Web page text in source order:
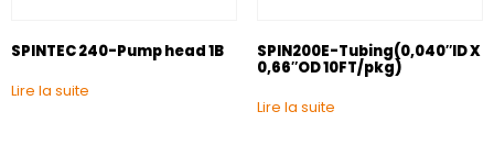
SPINTEC 240-Pump head 1B
Lire la suite
SPIN200E-Tubing(0,040″ID X
0,66″OD 10FT/pkg)
Lire la suite